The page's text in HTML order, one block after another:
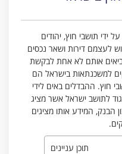
ידי תושבי חוץ, יהודים
לעצמם דירות ושאר נכסים
אותם לא אחת לבקשת
למשכנתאות בישראל הם
חוץ. ההבדלים באים לידי
לתושב ישראל אשר מציג
הבנק, המידע אותו מציגים
תוכן עניינים